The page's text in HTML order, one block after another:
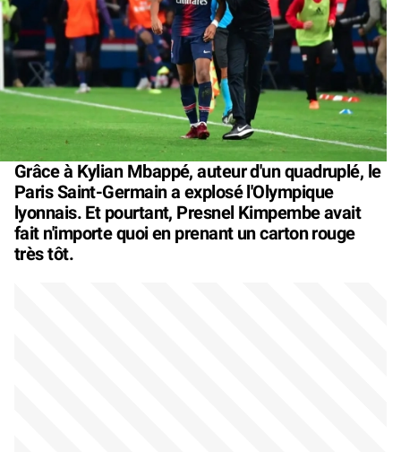
Grâce à Kylian Mbappé, auteur d'un quadruplé, le
Paris Saint-Germain a explosé l'Olympique
lyonnais. Et pourtant, Presnel Kimpembe avait
fait n'importe quoi en prenant un carton rouge
très tôt.